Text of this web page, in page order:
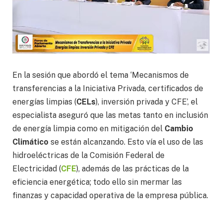
En la sesión que abordó el tema ‘Mecanismos de
transferencias a la Iniciativa Privada, certificados de
energías limpias (CELs), inversión privada y CFE’, el
especialista aseguró que las metas tanto en inclusión
de energía limpia como en mitigación del Cambio
Climático se están alcanzando. Esto vía el uso de las
hidroeléctricas de la Comisión Federal de
Electricidad (CFE), además de las prácticas de la
eficiencia energética; todo ello sin mermar las
finanzas y capacidad operativa de la empresa pública.